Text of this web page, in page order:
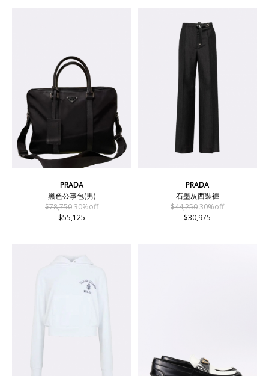
PRADA
黑色公事包(男)
$78,75030%off
$55,125
PRADA
石墨灰西裝褲
$44,25030%off
$30,975